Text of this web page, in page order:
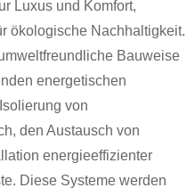
Luxus und Komfort,
ökologische Nachhaltigkeit.
Bauweise
energetischen
von
den Austausch von
energieeffizienter
Diese Systeme werden